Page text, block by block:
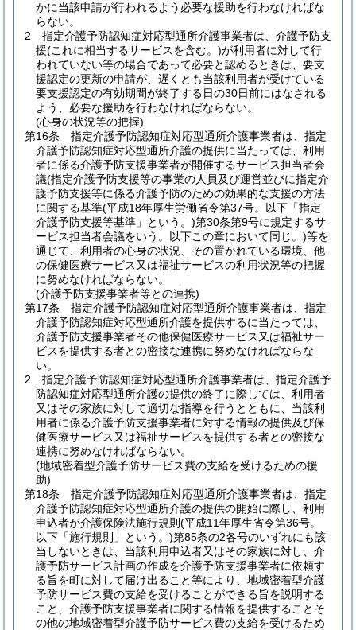
かに当該申請が行われるよう必要な援助を行わなければな
らない。
2
指定介護予防認知症対応型通所介護事業者は、介護予防支
援(これに相当するサービスを含む。)が利用者に対して行
われていない等の場合であって必要と認めるときは、要支
援認定の更新の申請が、遅くとも当該利用者が受けている
要支援認定の有効期間が終了する日の30日前にはなされる
よう、必要な援助を行わなければならない。
(心身の状況等の把握)
第16条
指定介護予防認知症対応型通所介護事業者は、指定
介護予防認知症対応型通所介護の提供に当たっては、利用
者に係る介護予防支援事業者が開催するサービス担当者会
議(指定介護予防支援等の事業の人員及び運営並びに指定介
護予防支援等に係る介護予防のための効果的な支援の方法
に関する基準(平成18年厚生労働省令第37号。以下「指定
介護予防支援等基準」という。)第30条第9号に規定するサ
ービス担当者会議をいう。以下この章において同じ。)等を
通じて、利用者の心身の状況、その置かれている環境、他
の保健医療サービス又は福祉サービスの利用状況等の把握
に努めなければならない。
(介護予防支援事業者等との連携)
第17条
指定介護予防認知症対応型通所介護事業者は、指定
介護予防認知症対応型通所介護を提供するに当たっては、
介護予防支援事業者その他保健医療サービス又は福祉サー
ビスを提供する者との密接な連携に努めなければならな
い。
2
指定介護予防認知症対応型通所介護事業者は、指定介護予
防認知症対応型通所介護の提供の終了に際しては、利用者
又はその家族に対して適切な指導を行うとともに、当該利
用者に係る介護予防支援事業者に対する情報の提供及び保
健医療サービス又は福祉サービスを提供する者との密接な
連携に努めなければならない。
(地域密着型介護予防サービス費の支給を受けるための援
助)
第18条
指定介護予防認知症対応型通所介護事業者は、指定
介護予防認知症対応型通所介護の提供の開始に際し、利用
申込者が介護保険法施行規則 (平成11年厚生省令第36号。
以下「施行規則」という。)第85条の2各号のいずれにも該
当しないときは、当該利用申込者又はその家族に対し、介
護予防サービス計画の作成を介護予防支援事業者に依頼す
る旨を町に対して届け出ること等により、地域密着型介護
予防サービス費の支給を受けることができる旨を説明する
こと、介護予防支援事業者に関する情報を提供することそ
の他の地域密着型介護予防サービス費の支給を受けるため